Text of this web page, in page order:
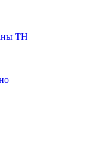
ТН